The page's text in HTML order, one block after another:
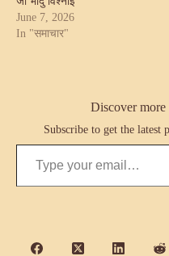
June 7, 2026
In "समाचार"
Discover more
Subscribe to get the latest
Type your email…